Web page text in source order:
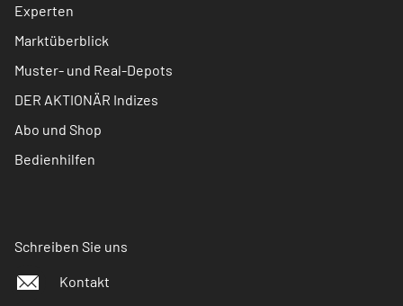
Experten
Marktüberblick
Muster- und Real-Depots
DER AKTIONÄR Indizes
Abo und Shop
Bedienhilfen
Schreiben Sie uns
Kontakt